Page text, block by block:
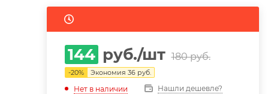
144 руб./шт 180руб.
-20% Экономия 36руб.
Нет в наличии Нашли дешевле?